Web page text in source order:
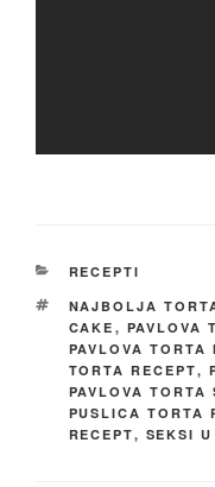
КАТЕГОРИЈЕ
RECEPTI
ОЗНАКЕ
NAJBOLJA
CAKE , PAVLOVA
PAVLOVA
TORTA RECEPT,
PAVLOVA TORTA
PUSLICA TORTA
RECEPT, SEKSI